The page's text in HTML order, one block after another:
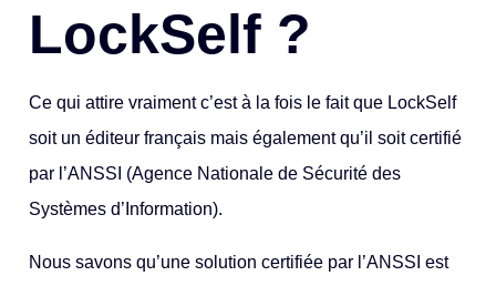
LockSelf ?
Ce qui attire vraiment c’est à la fois le fait que LockSelf
soit un éditeur français mais également qu’il soit certifié
par l’ANSSI (Agence Nationale de Sécurité des
Systèmes d’Information).
Nous savons qu’une solution certifiée par l’ANSSI est